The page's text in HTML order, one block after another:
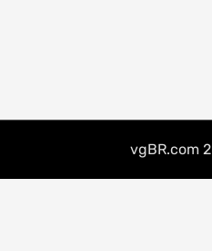
vgBR.com